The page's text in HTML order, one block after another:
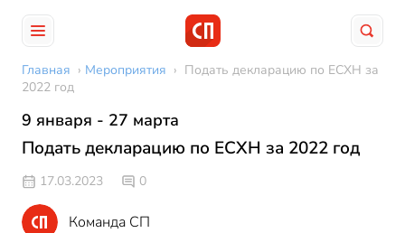
Главная › Мероприятия › Подать декларацию по ЕСХН за
2022 год
9 января - 27 марта
Подать декларацию по ЕСХН за 2022 год
17.03.2023 0
Команда СП